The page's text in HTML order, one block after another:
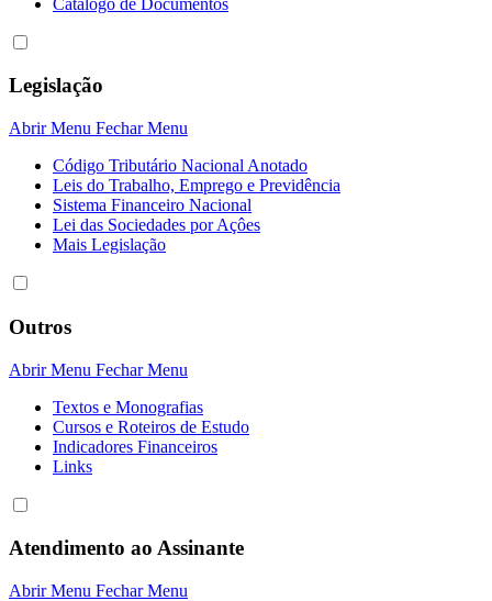
Legislação
Abrir Menu Fechar Menu
Código Tributário Nacional Anotado
Leis do Trabalho, Emprego e Previdência
Sistema Financeiro Nacional
Lei das Sociedades por Açôes
Mais Legislação
Outros
Abrir Menu Fechar Menu
Textos e Monografias
Cursos e Roteiros de Estudo
Indicadores Financeiros
Links
Atendimento ao Assinante
Abrir Menu Fechar Menu